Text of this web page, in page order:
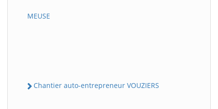
MEUSE
Chantier auto-entrepreneur VOUZIERS